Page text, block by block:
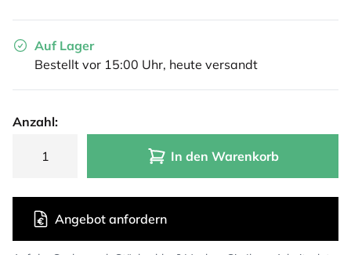
Auf Lager
Bestellt vor 15:00 Uhr, heute versandt
Anzahl:
In den Warenkorb
Angebot anfordern